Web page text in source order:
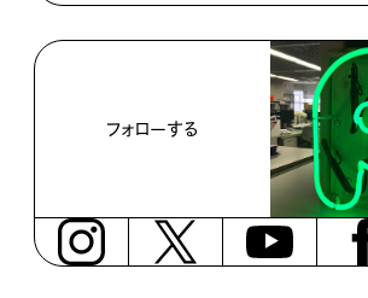
フォローする